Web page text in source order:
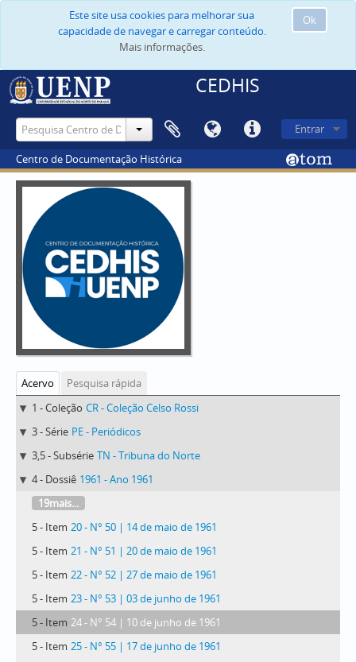
Ok
Este site usa cookies para melhorar sua
capacidade de navegar e carregar conteúdo.
Mais informações.
CEDHIS
Entrar
Centro de Documentação Histórica
Acervo
Pesquisa rápida
1 - Coleção CR - Coleção Celso Rossi
3 - Série PE - Periódicos
3,5 - Subsérie TN - Tribuna do Norte
4 - Dossiê 1961 - Ano 1961
19mais...
5 - Item 20 - N° 50 | 14 de maio de 1961
5 - Item 21 - N° 51 | 20 de maio de 1961
5 - Item 22 - N° 52 | 27 de maio de 1961
5 - Item 23 - N° 53 | 03 de junho de 1961
5 - Item 24 - N° 54 | 10 de junho de 1961
5 - Item 25 - N° 55 | 17 de junho de 1961